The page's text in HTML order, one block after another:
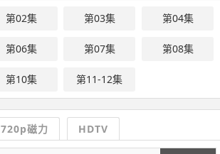
第02集 第03集 第04集
第06集 第07集 第08集
第10集 第11-12集
720p磁力 HDTV